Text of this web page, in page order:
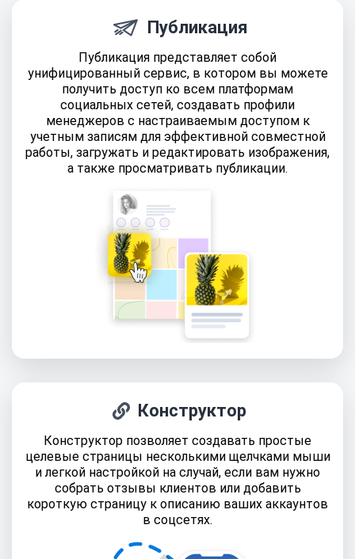
Публикация
Публикация представляет собой
унифицированный сервис, в котором вы можете
получить доступ ко всем платформам
социальных сетей, создавать профили
менеджеров с настраиваемым доступом к
учетным записям для эффективной совместной
работы, загружать и редактировать изображения,
а также просматривать публикации.
Конструктор
Конструктор позволяет создавать простые
целевые страницы несколькими щелчками мыши
и легкой настройкой на случай, если вам нужно
собрать отзывы клиентов или добавить
короткую страницу к описанию ваших аккаунтов
в соцсетях.